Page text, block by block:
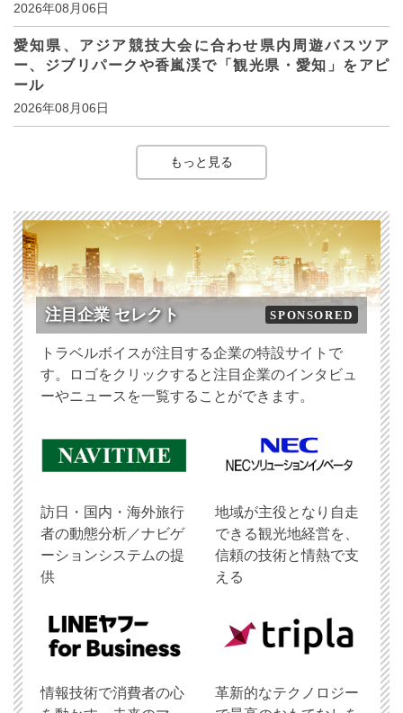
2026年08月06日
愛知県、アジア競技大会に合わせ県内周遊バスツア
ー、ジブリパークや香嵐渓で「観光県・愛知」をアピ
ール
2026年08月06日
もっと見る
注目企業 セレクト SPONSORED
トラベルボイスが注目する企業の特設サイトで
す。ロゴをクリックすると注目企業のインタビュ
ーやニュースを一覧することができます。
訪日・国内・海外旅行
者の動態分析／ナビゲ
ーションシステムの提
供
地域が主役となり自走
できる観光地経営を、
信頼の技術と情熱で支
える
情報技術で消費者の心
革新的なテクノロジー